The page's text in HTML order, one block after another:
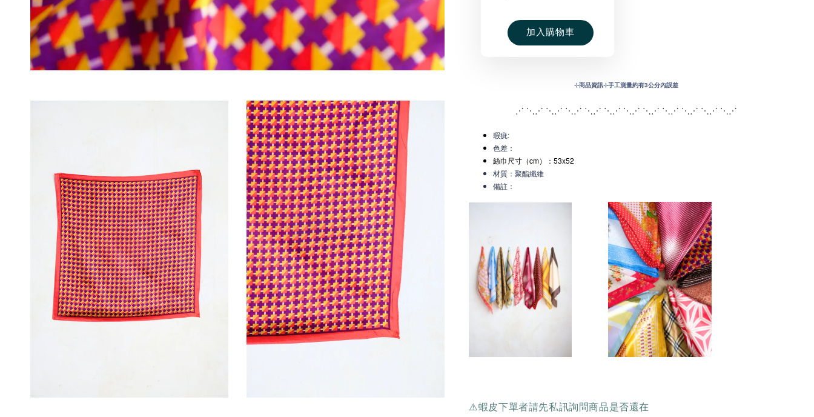
加入購物車
⊹商品資訊⊹手工測量約有3公分內誤差
⋰ ⋱⋰ ⋱⋰ ⋱⋰ ⋱⋰ ⋱⋰ ⋱⋰ ⋱⋰ ⋱ ⋰ ⋱⋰ ⋱⋰ ⋱⋰
瑕疵:
色差：
絲巾尺寸（cm）：53x52
材質：聚酯纖維
備註：
⚠️蝦皮下單者請先私訊詢問商品是否還在